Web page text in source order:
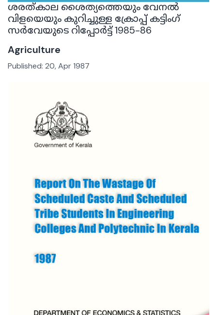
ശരത്കാല ശൈത്യത്തെയും വേനൽ
വിളയെയും കുറിച്ചുള്ള ക്രോപ്പ് കട്ടിംഗ്
സർവേയുടെ റിപ്പോർട്ട് 1985-86
Agriculture
Published: 20, Apr 1987